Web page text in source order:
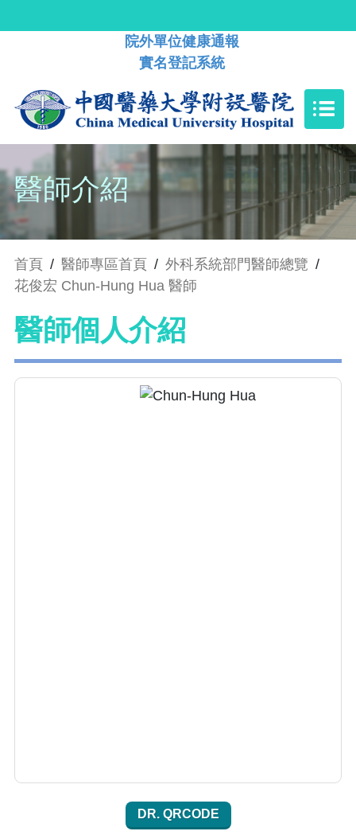
院外單位健康通報
實名登記系統
醫師介紹
首頁 / 醫師專區首頁 / 外科系統部門醫師總覽 /
花俊宏 Chun-Hung Hua 醫師
醫師個人介紹
DR. QRCODE